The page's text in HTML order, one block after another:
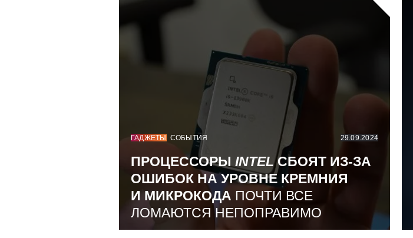
ГАДЖЕТЫ СОБЫТИЯ 29.09.2024
ПРОЦЕССОРЫ INTELСБОЯТ ИЗ-ЗА
ОШИБОК НА УРОВНЕ КРЕМНИЯ
И МИКРОКОДА ПОЧТИ ВСЕ
ЛОМАЮТСЯ НЕПОПРАВИМО